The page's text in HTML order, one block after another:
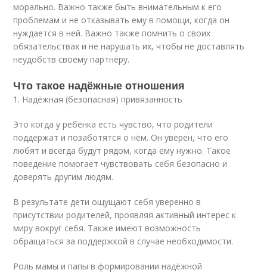
морально. Важно также быть внимательным к его
проблемам и не отказывать ему в помощи, когда он
нуждается в ней. Важно также помнить о своих
обязательствах и не нарушать их, чтобы не доставлять
неудобств своему партнёру.
Что такое надёжные отношения
1. Надёжная (безопасная) привязанность
Это когда у ребёнка есть чувство, что родители
поддержат и позаботятся о нём. Он уверен, что его
любят и всегда будут рядом, когда ему нужно. Такое
поведение помогает чувствовать себя безопасно и
доверять другим людям.
В результате дети ощущают себя уверенно в
присутствии родителей, проявляя активный интерес к
миру вокруг себя. Также имеют возможность
обращаться за поддержкой в случае необходимости.
Роль мамы и папы в формировании надёжной